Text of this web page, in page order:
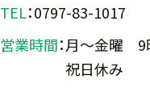
TEL：0797-83-1017
営業時間：月～金曜 9
祝日休み